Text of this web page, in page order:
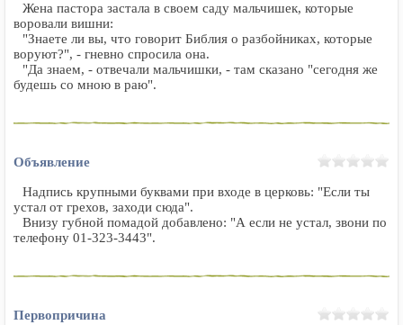
Жена пастора застала в своем саду мальчишек, которые
воровали вишни:
"Знаете ли вы, что говорит Библия о разбойниках, которые
воруют?", - гневно спросила она.
"Да знаем, - отвечали мальчишки, - там сказано "сегодня же
будешь со мною в раю".
Объявление
Надпись крупными буквами при входе в церковь: "Если ты
устал от грехов, заходи сюда".
Внизу губной помадой добавлено: "А если не устал, звони по
телефону 01-323-3443".
Первопричина